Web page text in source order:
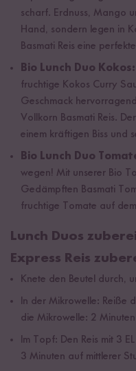
scharf. Erdnuss, Mango
Hand, sondern legen in
Basmati Reis eine
Bio Lunch Duo Kokos:
fruchtige Kokos Curry
Geschmack
Vollkorn Basmati Reis.
einem kräftigen Biss und
Bio Lunch Duo
wegen! Mit unserer Bio
Gedämpften Basmati
fruchtige Tomate auf
Lunch Duos
Express Reis
Knete den Beutel durch,
In der Mikrowelle: Reiße
die Mikrowelle: 2
Im Topf: Den Reis mit 3
3 Minuten auf mittlerer